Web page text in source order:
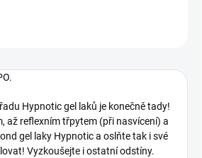
Hypnotic gel laků je konečně tady!
až reflexním třpytem (při nasvícení) a
gel laky Hypnotic a oslňte tak i své
Vyzkoušejte i ostatní odstíny.